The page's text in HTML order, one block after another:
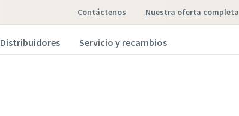
Contáctenos nuestra oferta completa
Distribuidores Servicio y recambios